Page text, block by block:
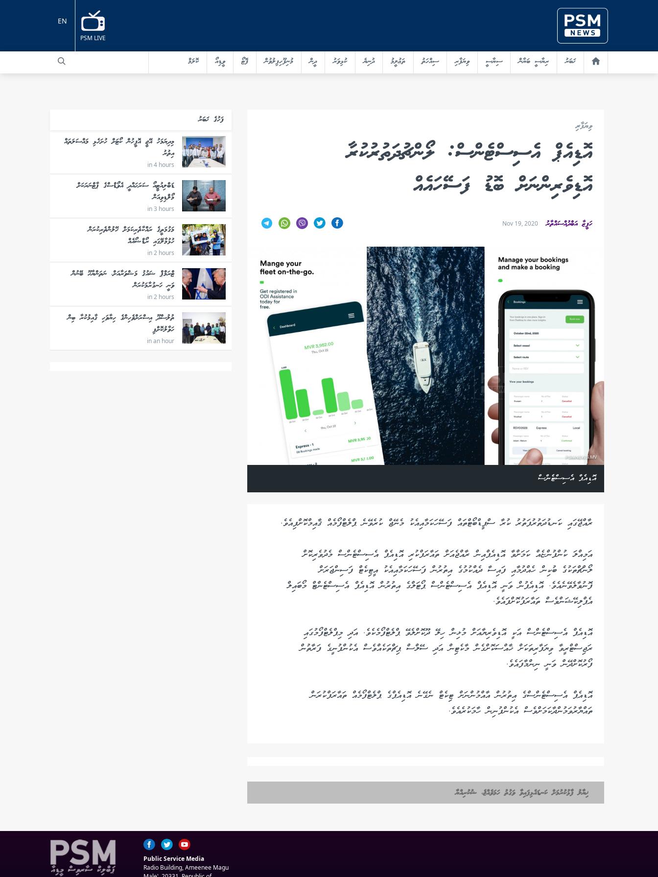
PSM LIVE
EN
ޚަބަރު ރިޔާސީ ބަޔާން ސިޔާސީ ވިޔަފާރި ސިއްހަތު ތަޢުލީމު ދުނިޔެ ކުޅިވަރު ދީން މުނިފޫހިފިލުވުން ފޮޓޯ ވީޑިއޯ ކޮލަމް
ވިޔަފާރި
އޮޑިއެޕް އެސިސްޓެންސް: ލޯންޗުދަތުރުކުރާ
އޮޑިވެރިންނަށް ބޮޑު ފަސޭހައެއް
ހަފީޒާ އަބްދުއްސައްތާރު Nov 19, 2020
އޮޑިއެޕް އެސިސްޓެންސް
ރާއްޖޭގައި ކަނޑުދަތުރުފަތުރު ކުރާ ސްޕީޑްބޯޓްތައް ފަސޭހަކަމާއިއެކު މެނޭޖް ކުރެވޭނެ ޕްލެޓްފޯމެއް ޤާއިމްކޮށްފިއެވެ.
އަމިއްލަ ކުންފުންޏެއް ކަމަށްވާ އޮޑިއެޕްއިން ރާއްޖެއަށް ތައާރަފްކުރި އޮޑިއެޕް އެސިސްޓެންސް މެދުވެރިކޮށް
ލޯންޗްތަކުގެ ބުކިން ހެއްދުމާއި ފައިސާ ދެއްކުމުގެ އިތުރުން ފަސޭހަކަމާއިއެކު އީޓިކެޓް ފަސިންޖަރަށް
ފޮނުވާލެވޭނެއެވެ. އޮޑިއެޕުން ވަނީ އޮޑިއެޕް އެސިސްޓެންސް ޕޯޓަލްގެ އިތުރުން އޮޑިއެޕް އެސިސްޓެންޓް މޯބައިލް
އެޕްލިކޭޝަންވެސް ތައާރަފުކޮށްފައެވެ.
އޮޑިއެޕް އެސިސްޓެންސް އަކީ އޮޑިވެރިޔާއަށް މުޅިން ހިލޭ ދޫކޮށްލެވޭ ޕްލެޓްފޯމެކެވެ. އަދި މިޕްލެޓްފޯމުގައި
ރަޖިސްޓްރީވާ ވިޔަފާރިތަކަށް ޚާއްސަކޮށްގެން މާކެޓިން އަދި ސޭލްސް ޕިޗްތަކެއްވެސް އެކުންފުނީގެ ފަރާތުން
ފޯރުކޮށްދޭން ވަނީ ނިންމާފައެވެ.
އޮޑިއެޕް އެސިސްޓެންސްގެ އިތުރުން އާއްމުންނަށް ޓިކެޓް ނެގޭނެ އޮޑިއެޕްގެ ޕްލެޓްފޯމެއް ތައާރަފްކުރަން
ތައްޔާރުވަމުންދާކަމަށްވެސް އެކުންފުނިން ހާމަކުރެއެވެ.
ޚިޔާލު ފާޅުކުރުމަށް ކަނޑައެޅިފައިވާ ވަގުތު ހަމަވެއްޖެ، ޝުކުރިއްޔާ
ފަހުގެ ޚަބަރު
މިދިޔަމަހު އޭޖީ އޮފީހުން ކޯޓަށް ހުށަހެޅި މައްސަލަތައް
އިތުރު
in 4 hours
ޑަބްލިއުޓީއޯ ސަރަޙައްދީ އެވޯޑްސްގެ ޕާޓްނަރަކަށް
މޯލްޑިވިއަން
in 3 hours
މަގުމަތީގެ ރައްކާތެރިކަމަށް ހޭލުންތެރިކުރަން
ހުޅުމާލޭގައި ރޯޑްޝޯއެއް
in 2 hours
ޓްރަމްޕް ޝައުޤު މަޝްވަރާއަށް، ނަތަންޔާހޫ ބޭނުން
ވަނީ ހަނގުރާމަކުރަން
in 2 hours
ތުލުސްދޫ އިސްރަށްވެހިންގެ ހިޔާވަހި ޤާއިމުކުރާ ބިން
ހަވާލުކޮށްފި
in an hour
Public Service Media
Radio Building, Ameenee Magu